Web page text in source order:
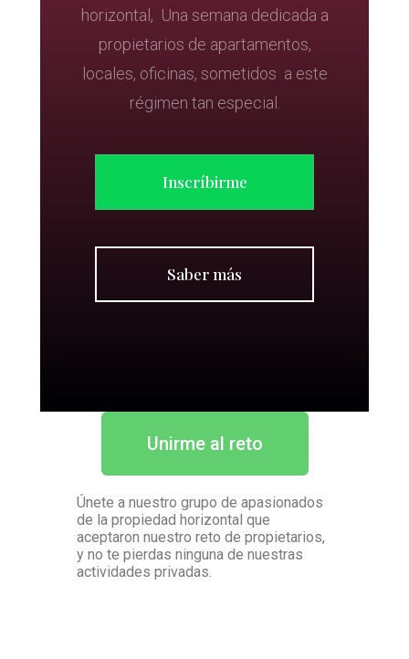
horizontal, Una semana dedicada a
propietarios de apartamentos,
locales, oficinas, sometidos a este
régimen tan especial.
Inscríbirme
Saber más
Unirme al reto
Únete a nuestro grupo de apasionados
de la propiedad horizontal que
aceptaron nuestro reto de propietarios,
y no te pierdas ninguna de nuestras
actividades privadas.